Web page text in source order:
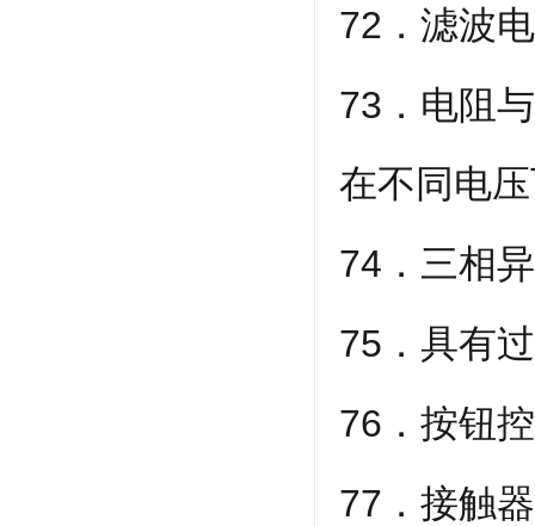
72．滤波
73．电阻
在不同电
74．三相
75．具有
76．按钮
77．接触